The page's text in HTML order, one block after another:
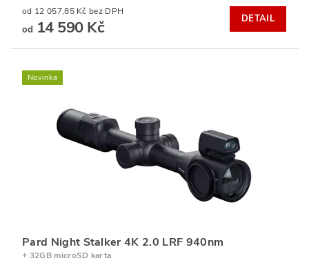
od 12 057,85 Kč bez DPH
od 14 590 Kč DETAIL
Novinka
Pard Night Stalker 4K 2.0 LRF 940nm
+ 32GB microSD karta